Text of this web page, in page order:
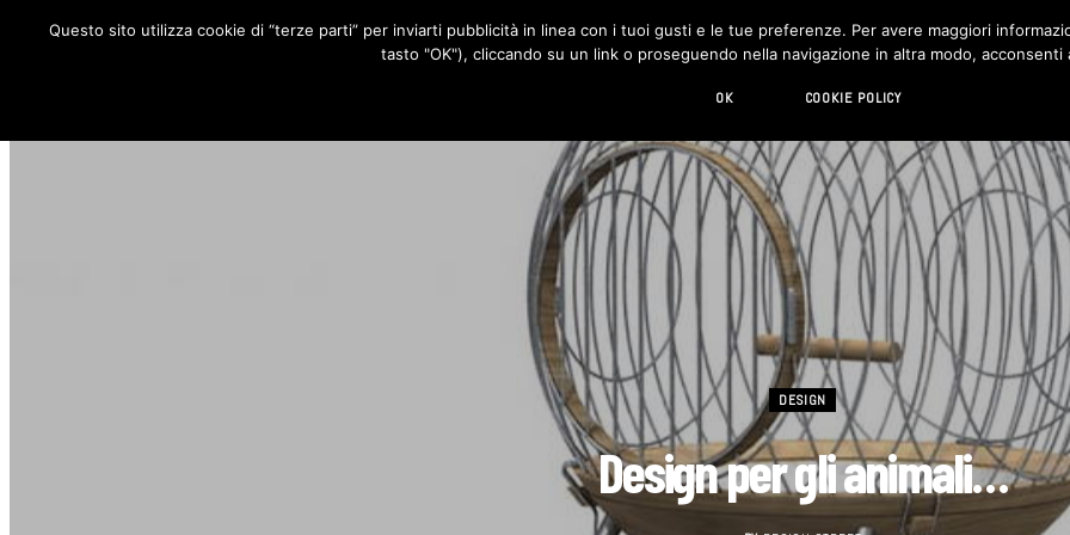
RUBRICHE DESIGN LIVING HI-TECH CHI SIAMO
DESIGN
Design per gli animali…
Questo sito utilizza cookie di “terze parti” per inviarti pubblicità in linea con i tuoi gusti e le tue preferenze. Per avere maggiori
tasto "OK"), cliccando su un link o proseguendo nella navigazione in altra modo, acconsenti
OK COOKIE POLICY